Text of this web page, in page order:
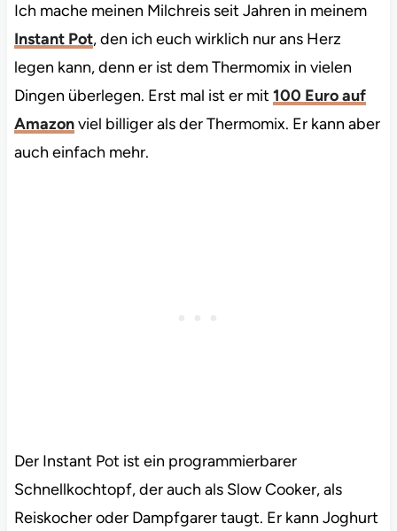
Ich mache meinen Milchreis seit Jahren in meinem
Instant Pot, den ich euch wirklich nur ans Herz
legen kann, denn er ist dem Thermomix in vielen
Dingen überlegen. Erst mal ist er mit 100 Euro auf
Amazonviel billiger als der Thermomix. Er kann aber
auch einfach mehr.
Der Instant Pot ist ein programmierbarer
Schnellkochtopf, der auch als Slow Cooker, als
Reiskocher oder Dampfgarer taugt. Er kann Joghurt